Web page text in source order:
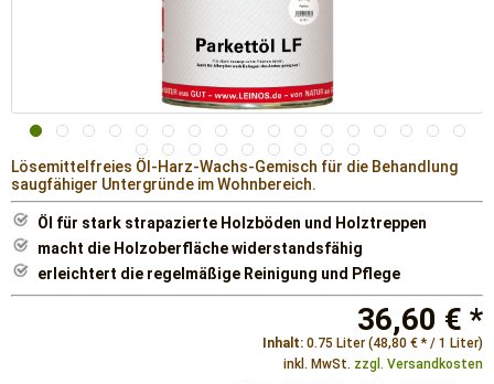
Lösemittelfreies Öl-Harz-Wachs-Gemisch für die Behandlung
saugfähiger Untergründe im Wohnbereich.
Öl für stark strapazierte Holzböden und Holztreppen
macht die Holzoberfläche widerstandsfähig
erleichtert die regelmäßige Reinigung und Pflege
36,60 € *
Inhalt: 0.75 Liter (48,80 € * / 1 Liter)
inkl. MwSt. zzgl. Versandkosten